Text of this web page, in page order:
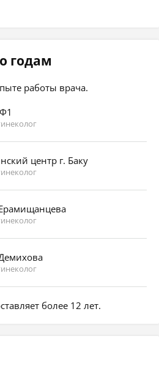
годам
работы врача.
центр г. Баку
более 12 лет.